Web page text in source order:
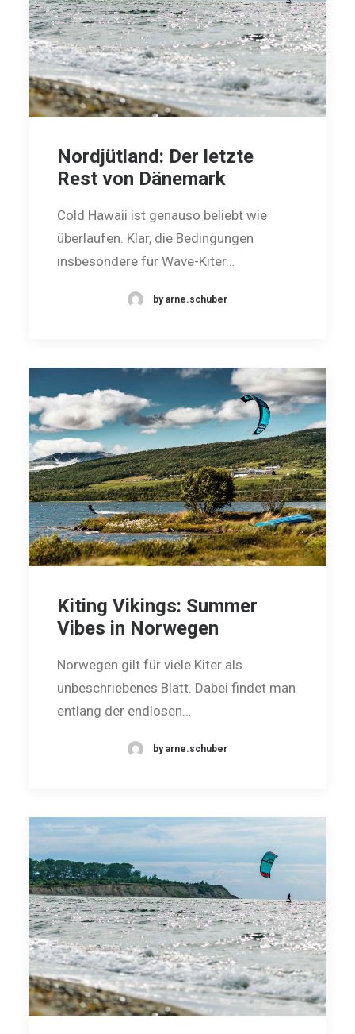
Nordjütland: Der letzte
Rest von Dänemark
Cold Hawaii ist genauso beliebt wie
überlaufen. Klar, die Bedingungen
insbesondere für Wave-­Kiter…
by arne.schuber
Kiting Vikings: Summer
Vibes in Norwegen
Norwegen gilt für viele Kiter als
unbeschriebenes Blatt. Dabei findet man
entlang der endlosen…
by arne.schuber